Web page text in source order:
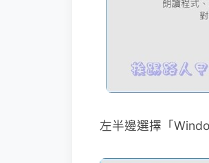
左半邊選擇「